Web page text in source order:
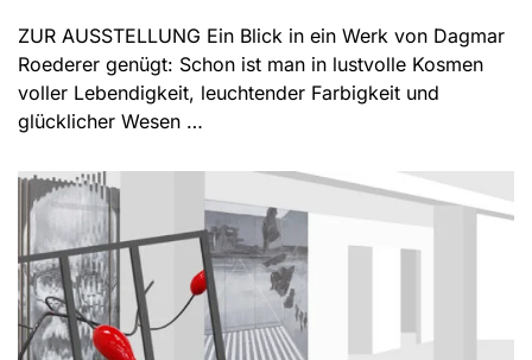
ZUR AUSSTELLUNG Ein Blick in ein Werk von Dagmar
Roederer genügt: Schon ist man in lustvolle Kosmen
voller Lebendigkeit, leuchtender Farbigkeit und
glücklicher Wesen …